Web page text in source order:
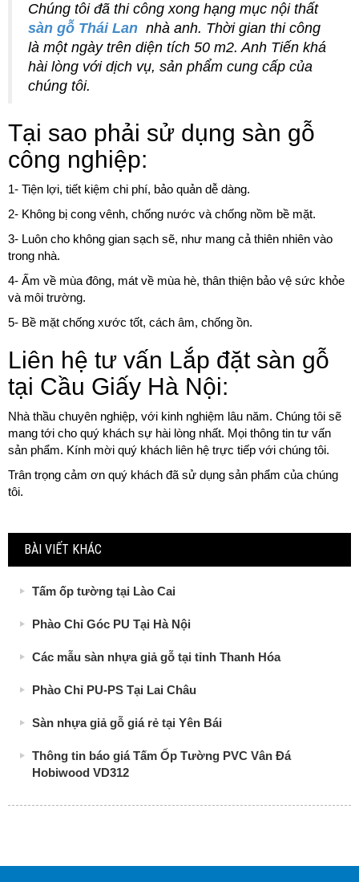
Chúng tôi đã thi công xong hạng mục nội thất
sàn gỗ Thái Lan nhà anh. Thời gian thi công
là một ngày trên diện tích 50 m2. Anh Tiến khá
hài lòng với dịch vụ, sản phẩm cung cấp của
chúng tôi.
Tại sao phải sử dụng sàn gỗ
công nghiệp:
1- Tiện lợi, tiết kiệm chi phí, bảo quản dễ dàng.
2- Không bị cong vênh, chống nước và chống nồm bề mặt.
3- Luôn cho không gian sạch sẽ, như mang cả thiên nhiên vào
trong nhà.
4- Ấm về mùa đông, mát về mùa hè, thân thiện bảo vệ sức khỏe
và môi trường.
5- Bề mặt chống xước tốt, cách âm, chống ồn.
Liên hệ tư vấn Lắp đặt sàn gỗ
tại Cầu Giấy Hà Nội:
Nhà thầu chuyên nghiệp, với kinh nghiệm lâu năm. Chúng tôi sẽ
mang tới cho quý khách sự hài lòng nhất. Mọi thông tin tư vấn
sản phẩm. Kính mời quý khách liên hệ trực tiếp với chúng tôi.
Trân trọng cảm ơn quý khách đã sử dụng sản phẩm của chúng
tôi.
BÀI VIẾT KHÁC
Tấm ốp tường tại Lào Cai
Phào Chỉ Góc PU Tại Hà Nội
Các mẫu sàn nhựa giả gỗ tại tỉnh Thanh Hóa
Phào Chỉ PU-PS Tại Lai Châu
Sàn nhựa giả gỗ giá rẻ tại Yên Bái
Thông tin báo giá Tấm Ốp Tường PVC Vân Đá
Hobiwood VD312